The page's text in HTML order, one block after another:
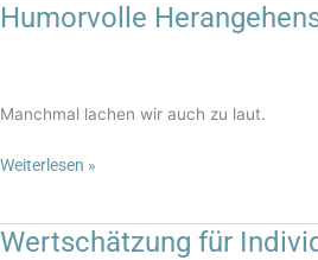
Humorvolle
Manchmal lachen wir auch zu laut.
Humorvolle
Weiterlesen »
Wertschätzung für
Wertschätzung